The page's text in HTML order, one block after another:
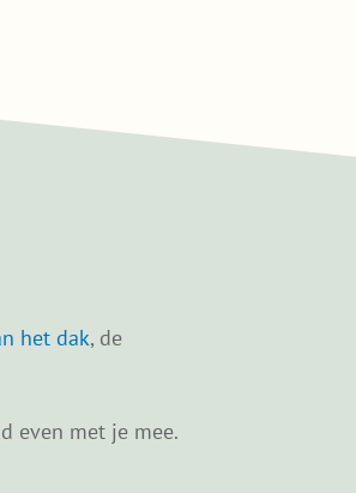
het dak, de
even met je mee.